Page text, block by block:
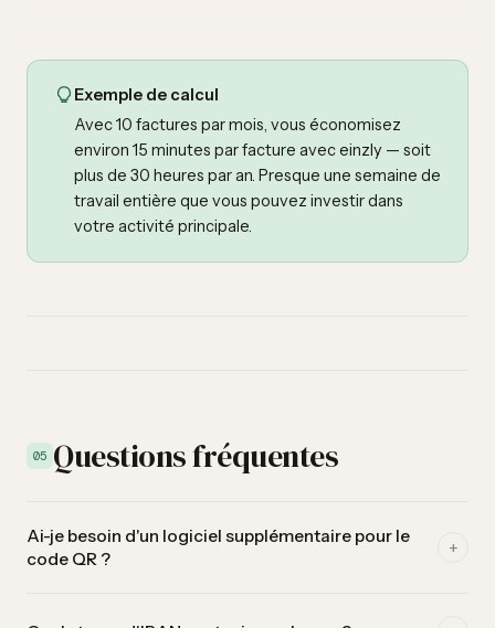
Exemple de calcul
Avec 10 factures par mois, vous économisez
environ 15 minutes par facture avec einzly — soit
plus de 30 heures par an. Presque une semaine de
travail entière que vous pouvez investir dans
votre activité principale.
05 Questions fréquentes
Ai-je besoin d'un logiciel supplémentaire pour le
code QR ?
+